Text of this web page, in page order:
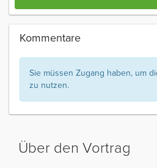
Kommentare
Sie müssen Zugang haben, um
zu nutzen.
Über den Vortrag